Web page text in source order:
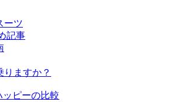
ーツ
記事
りますか？
ッピーの比較